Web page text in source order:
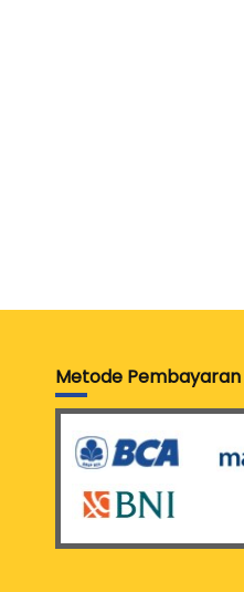
Metode Pembayaran